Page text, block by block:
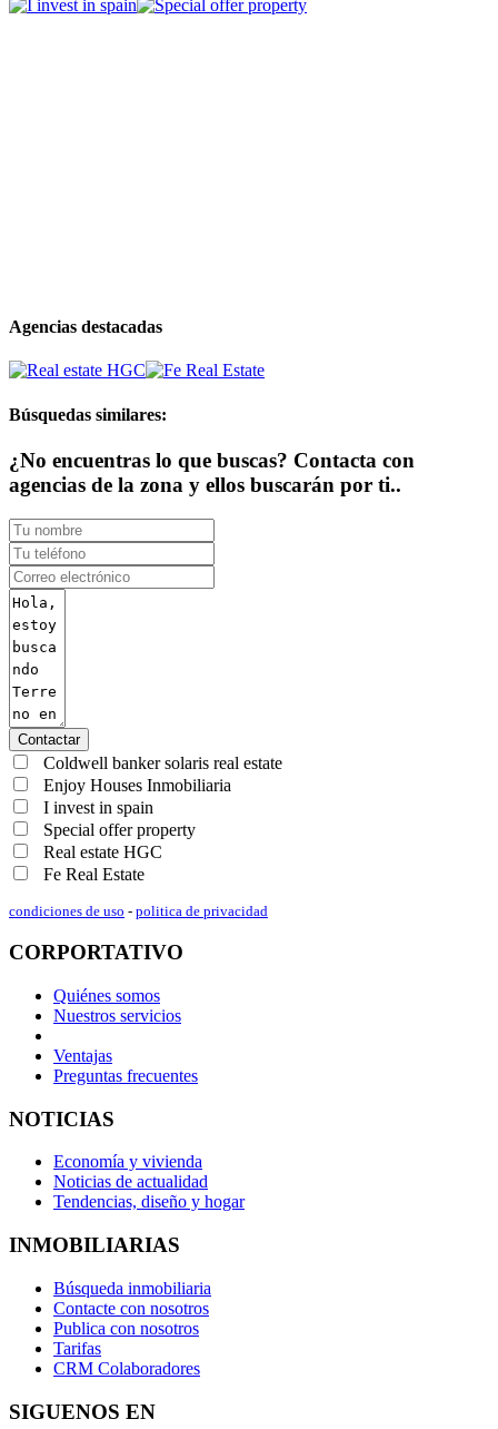
Agencias destacadas
Búsquedas similares:
¿No encuentras lo que buscas? Contacta con
agencias de la zona y ellos buscarán por ti..
Contactar
Coldwell banker solaris real estate
Enjoy Houses Inmobiliaria
I invest in spain
Special offer property
Real estate HGC
Fe Real Estate
condiciones de uso - politica de privacidad
CORPORTATIVO
Quiénes somos
Nuestros servicios
Ventajas
Preguntas frecuentes
NOTICIAS
Economía y vivienda
Noticias de actualidad
Tendencias, diseño y hogar
INMOBILIARIAS
Búsqueda inmobiliaria
Contacte con nosotros
Publica con nosotros
Tarifas
CRM Colaboradores
SIGUENOS EN